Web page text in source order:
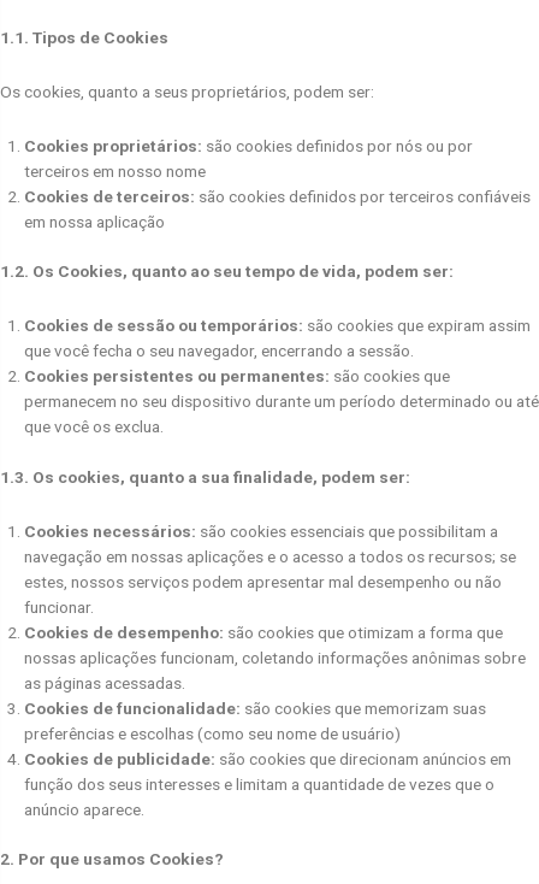
1.1. Tipos de Cookies
Os cookies, quanto a seus proprietários, podem ser:
Cookies proprietários: são cookies definidos por nós ou por
terceiros em nosso nome
Cookies de terceiros: são cookies definidos por terceiros confiáveis
em nossa aplicação
1.2. Os Cookies, quanto ao seu tempo de vida, podem ser:
Cookies de sessão ou temporários: são cookies que expiram assim
que você fecha o seu navegador, encerrando a sessão.
Cookies persistentes ou permanentes: são cookies que
permanecem no seu dispositivo durante um período determinado ou até
que você os exclua.
1.3. Os cookies, quanto a sua finalidade, podem ser:
Cookies necessários: são cookies essenciais que possibilitam a
navegação em nossas aplicações e o acesso a todos os recursos; se
estes, nossos serviços podem apresentar mal desempenho ou não
funcionar.
Cookies de desempenho: são cookies que otimizam a forma que
nossas aplicações funcionam, coletando informações anônimas sobre
as páginas acessadas.
Cookies de funcionalidade: são cookies que memorizam suas
preferências e escolhas (como seu nome de usuário)
Cookies de publicidade: são cookies que direcionam anúncios em
função dos seus interesses e limitam a quantidade de vezes que o
anúncio aparece.
2. Por que usamos Cookies?